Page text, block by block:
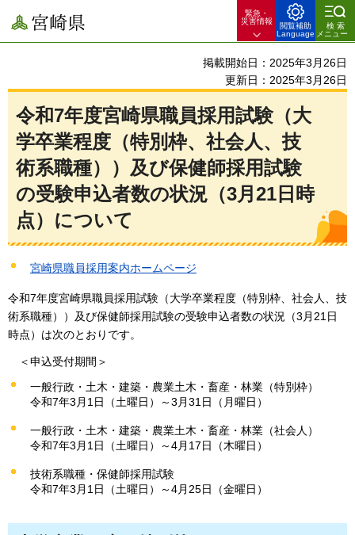
宮崎県
緊急・
災害情報
閲覧補助
Language
検索
メニュー
掲載開始日：2025年3月26日
更新日：2025年3月26日
令和7年度宮崎県職員採用試験（大
学卒業程度（特別枠、社会人、技
術系職種））及び保健師採用試験
の受験申込者数の状況（3月21日時
点）について
宮崎県職員採用案内ホームページ
令和7年度宮崎県職員採用試験（大学卒業程度（特別枠、社会人、技
術系職種））及び保健師採用試験の受験申込者数の状況（3月21日
時点）は次のとおりです。
＜申込受付期間＞
一般行政・土木・建築・農業土木・畜産・林業（特別枠）
令和7年3月1日（土曜日）～3月31日（月曜日）
一般行政・土木・建築・農業土木・畜産・林業（社会人）
令和7年3月1日（土曜日）～4月17日（木曜日）
技術系職種・保健師採用試験
令和7年3月1日（土曜日）～4月25日（金曜日）